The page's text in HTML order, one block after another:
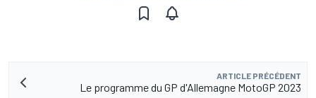
ARTICLE PRÉCÉDENT
Le programme du GP d'Allemagne MotoGP 2023